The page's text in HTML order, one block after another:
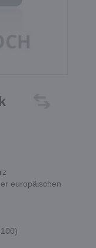
europäischen